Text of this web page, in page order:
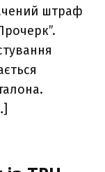
штраф